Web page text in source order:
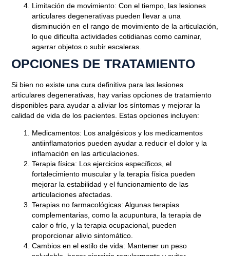
Limitación de movimiento: Con el tiempo, las lesiones
articulares degenerativas pueden llevar a una
disminución en el rango de movimiento de la articulación,
lo que dificulta actividades cotidianas como caminar,
agarrar objetos o subir escaleras.
OPCIONES DE TRATAMIENTO
Si bien no existe una cura definitiva para las lesiones
articulares degenerativas, hay varias opciones de tratamiento
disponibles para ayudar a aliviar los síntomas y mejorar la
calidad de vida de los pacientes. Estas opciones incluyen:
Medicamentos: Los analgésicos y los medicamentos
antiinflamatorios pueden ayudar a reducir el dolor y la
inflamación en las articulaciones.
Terapia física: Los ejercicios específicos, el
fortalecimiento muscular y la terapia física pueden
mejorar la estabilidad y el funcionamiento de las
articulaciones afectadas.
Terapias no farmacológicas: Algunas terapias
complementarias, como la acupuntura, la terapia de
calor o frío, y la terapia ocupacional, pueden
proporcionar alivio sintomático.
Cambios en el estilo de vida: Mantener un peso